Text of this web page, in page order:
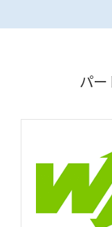
パー